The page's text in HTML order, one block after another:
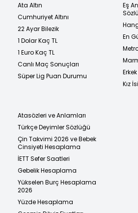
Ata Altın
Cumhuriyet Altını
22 Ayar Bilezik
1 Dolar Kaç TL
1 Euro Kaç TL
Canlı Maç Sonuçları
Süper Lig Puan Durumu
Eş
En
Kız
Atasözleri ve Anlamları
Türkçe Deyimler Sözlüğü
Çin Takvimi 2026 ve Bebek
Cinsiyeti Hesaplama
İETT Sefer Saatleri
Gebelik Hesaplama
Yükselen Burç Hesaplama
2026
Yüzde Hesaplama